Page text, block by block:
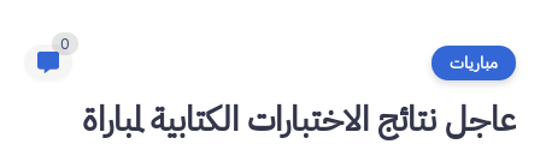
مباريات
0
عاجل نتائج الاختبارات الكتابية لمباراة